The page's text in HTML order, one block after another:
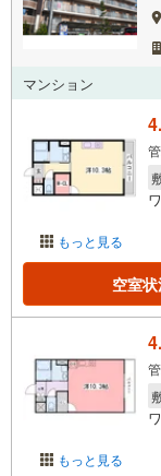
マンション
もっと見る
空室
もっと見る